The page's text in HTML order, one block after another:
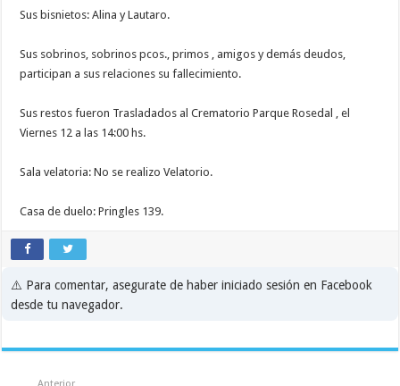
Sus bisnietos: Alina y Lautaro.
Sus sobrinos, sobrinos pcos., primos , amigos y demás deudos,
participan a sus relaciones su fallecimiento.
Sus restos fueron Trasladados al Crematorio Parque Rosedal , el
Viernes 12 a las 14:00 hs.
Sala velatoria: No se realizo Velatorio.
Casa de duelo: Pringles 139.
⚠️ Para comentar, asegurate de haber iniciado sesión en Facebook
desde tu navegador.